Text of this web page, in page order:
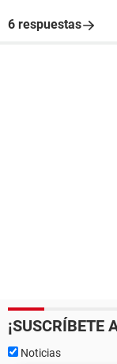
6 respuestas
¡SUSCRÍBETE
Noticias